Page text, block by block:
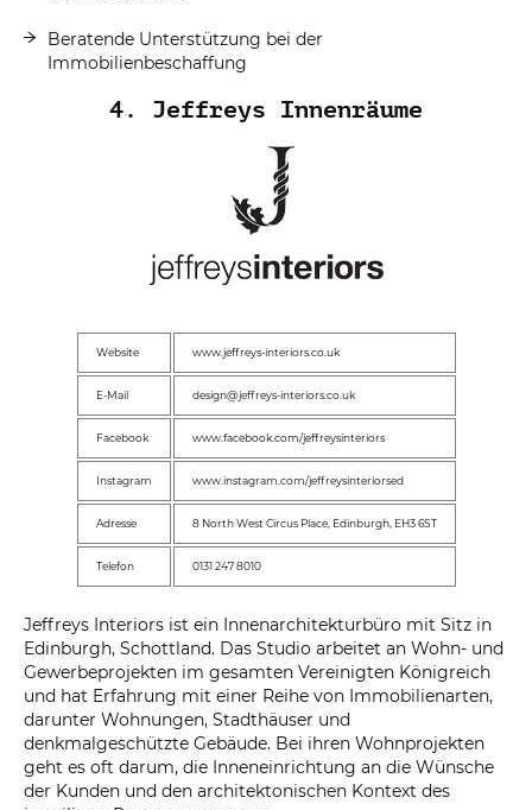
Beratende Unterstützung bei der
Immobilienbeschaffung
4. Jeffreys Innenräume
Website www.jeffreys-interiors.co.uk
E-Mail design@jeffreys-interiors.co.uk
Facebook www.facebook.com/jeffreysinteriors
Instagram www.instagram.com/jeffreysinteriorsed
Adresse 8 North West Circus Place, Edinburgh, EH3 6ST
Telefon 0131 247 8010
Jeffreys Interiors ist ein Innenarchitekturbüro mit Sitz in
Edinburgh, Schottland. Das Studio arbeitet an Wohn- und
Gewerbeprojekten im gesamten Vereinigten Königreich
und hat Erfahrung mit einer Reihe von Immobilienarten,
darunter Wohnungen, Stadthäuser und
denkmalgeschützte Gebäude. Bei ihren Wohnprojekten
geht es oft darum, die Inneneinrichtung an die Wünsche
der Kunden und den architektonischen Kontext des